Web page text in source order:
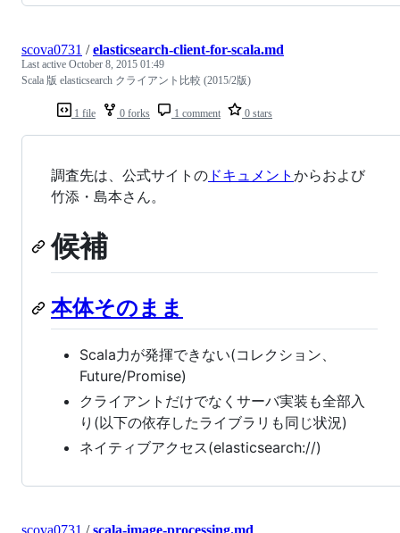
1 file 0 forks 1 comment 0 stars
scova0731 /elasticsearch-client-for-scala.md
Last active October 8, 2015 01:49
Scala 版 elasticsearch クライアント比較 (2015/2版)
調査先は、公式サイトの ドキュメント からおよび
竹添・島本さん。
候補
本体そのまま
Scala力が発揮できない(コレクション、
Future/Promise)
クライアントだけでなくサーバ実装も全部入
り(以下の依存したライブラリも同じ状況)
ネイティブアクセス(elasticsearch://)
scova0731 /scala-image-processing.md